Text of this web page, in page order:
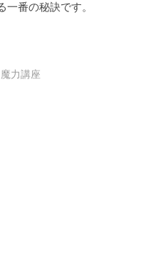
番の秘訣です。
魔力講座